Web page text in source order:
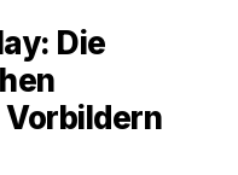
Die